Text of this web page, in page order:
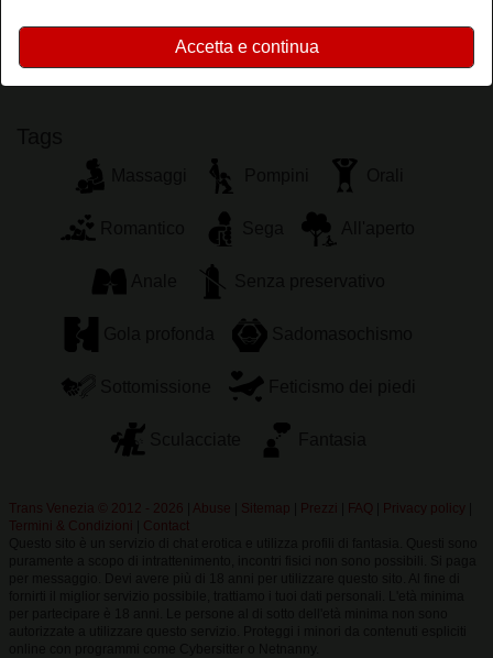
Accetta e continua
Sta cercando
Uomo, Bisessuale, Caucasica
Trans Venezia © 2012 - 2026 Abuse Sitemap Prezzi FAQ Privacy policy
Termini & Condizioni
Contact